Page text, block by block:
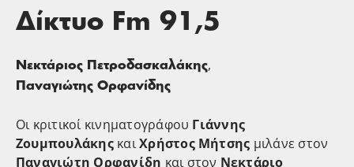
Δίκτυο Fm 91,5
Νεκτάριος Πετροδασκαλάκης,
Παναγιώτης Ορφανίδης
Οι κριτικοί κινηματογράφου Γιάννης
Ζουμπουλάκης καιΧρήστος Μήτσης μιλάνε στον
Παναγιώτη Ορφανίδη και στον Νεκτάριο